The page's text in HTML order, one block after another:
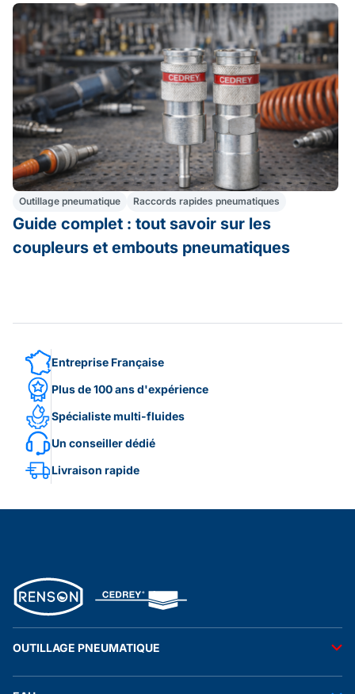
Outillage pneumatique Raccords rapides pneumatiques
Guide complet : tout savoir sur les
coupleurs et embouts pneumatiques
Entreprise Française
Plus de 100 ans d'expérience
Spécialiste multi-fluides
Un conseiller dédié
Livraison rapide
OUTILLAGE PNEUMATIQUE